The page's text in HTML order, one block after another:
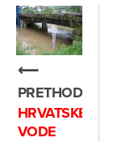
⟵
PRETHODNO
HRVATSKE
VODE